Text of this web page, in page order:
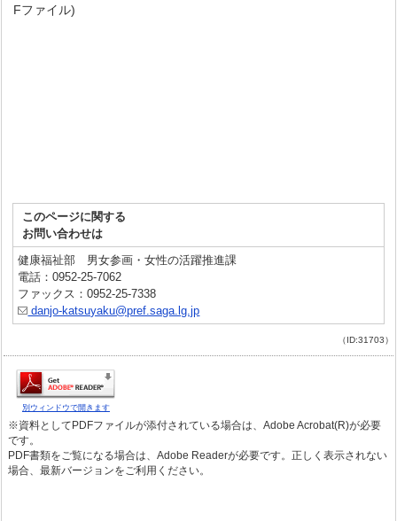
Fファイル)
このページに関する
お問い合わせは
健康福祉部 男女参画・女性の活躍推進課
電話：0952-25-7062
ファックス：0952-25-7338
danjo-katsuyaku@pref.saga.lg.jp
（ID:31703）
別ウィンドウで開きます
※資料としてPDFファイルが添付されている場合は、Adobe Acrobat(R)が必要
です。
PDF書類をご覧になる場合は、Adobe Readerが必要です。正しく表示されない
場合、最新バージョンをご利用ください。